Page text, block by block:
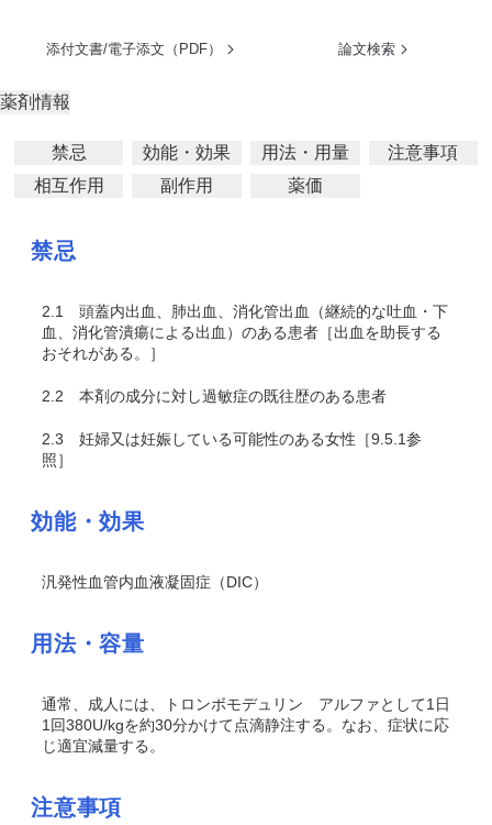
添付文書/電子添文（PDF） 論文検索
薬剤情報
禁忌 効能・効果 用法・用量
注意事項
相互作用
副作用 薬価
禁忌
2.1
頭蓋内出血、肺出血、消化管出血（継続的な吐血・下
血、消化管潰瘍による出血）のある患者［出血を助長する
おそれがある。］
2.2 本剤の成分に対し過敏症の既往歴のある患者
2.3 妊婦又は妊娠している可能性のある女性［9.5.1参
照］
効能・効果
汎発性血管内血液凝固症（DIC）
用法・容量
通常、成人には、トロンボモデュリン アルファとして1日
1回380U/kgを約30分かけて点滴静注する。なお、症状に応
じ適宜減量する。
注意事項